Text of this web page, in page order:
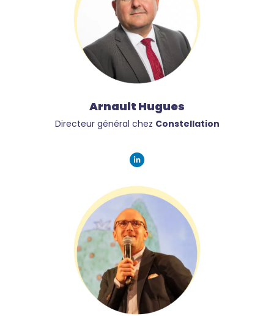
Arnault Hugues
Directeur général chez Constellation